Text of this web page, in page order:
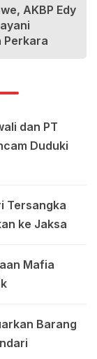
AKBP Edy
Perkara
dan PT
Duduki
Tersangka
ke Jaksa
Mafia
Barang